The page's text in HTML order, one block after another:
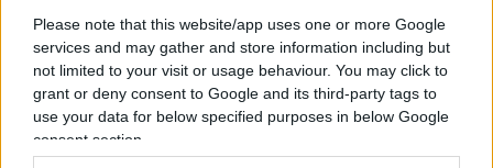
Please note that this website/app uses one or more Google
services and may gather and store information including but
not limited to your visit or usage behaviour. You may click to
grant or deny consent to Google and its third-party tags to
use your data for below specified purposes in below Google
consent section.
riorganizzazione degli uffici e i nuovi meccanismi
di controllo meritano di essere valutati per gli
effetti concreti che produrranno, più che
trasformati nell’ennesimo terreno di scontro tra
Governo e magistratura.Con una cautela in più